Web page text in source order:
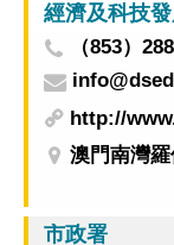
經濟及科技
（853）
http://
澳門南灣
市政署